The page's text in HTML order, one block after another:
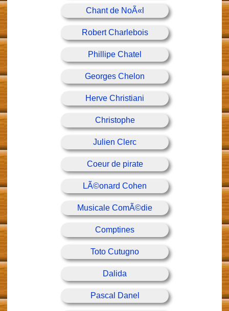
Chant de NoÃ«l
Robert Charlebois
Phillipe Chatel
Georges Chelon
Herve Christiani
Christophe
Julien Clerc
Coeur de pirate
LÃ©onard Cohen
Musicale ComÃ©die
Comptines
Toto Cutugno
Dalida
Pascal Danel